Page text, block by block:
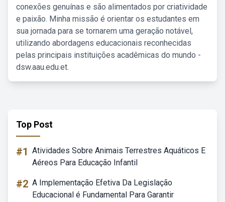
conexões genuínas e são alimentados por criatividade
e paixão. Minha missão é orientar os estudantes em
sua jornada para se tornarem uma geração notável,
utilizando abordagens educacionais reconhecidas
pelas principais instituições acadêmicas do mundo -
dsw.aau.edu.et.
Top Post
#1 Atividades Sobre Animais Terrestres Aquáticos E
Aéreos Para Educação Infantil
#2 A Implementação Efetiva Da Legislação
Educacional é Fundamental Para Garantir